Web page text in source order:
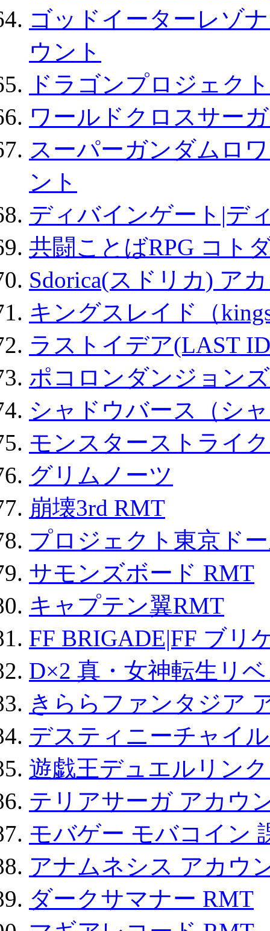
ゴッドイーターレゾ
ウント
ドラゴンプロジェク
ワールドクロスサー
スーパーガンダムロ
ント
ディバインゲート|デ
共闘ことばRPG コト
Sdorica(スドリカ) ア
キングスレイド（
ラストイデア(LAST
ポコロンダンジョン
シャドウバース（シ
モンスターストライ
グリムノーツ
崩壊3rd RMT
プロジェクト東京ド
サモンズボード RMT
キャプテン翼RMT
FF BRIGADE|FF ブリ
D×2 真・女神転生リ
きららファンタジア
デスティニーチャイ
遊戯王デュエルリン
テリアサーガ アカウ
モバゲー モバコイン
アナムネシス アカウ
ダークサマナー RMT